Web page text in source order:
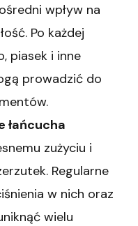
wpływ na
Po każdej
piasek i inne
prowadzić do
łańcucha
zużyciu i
Regularne
w nich oraz
wielu